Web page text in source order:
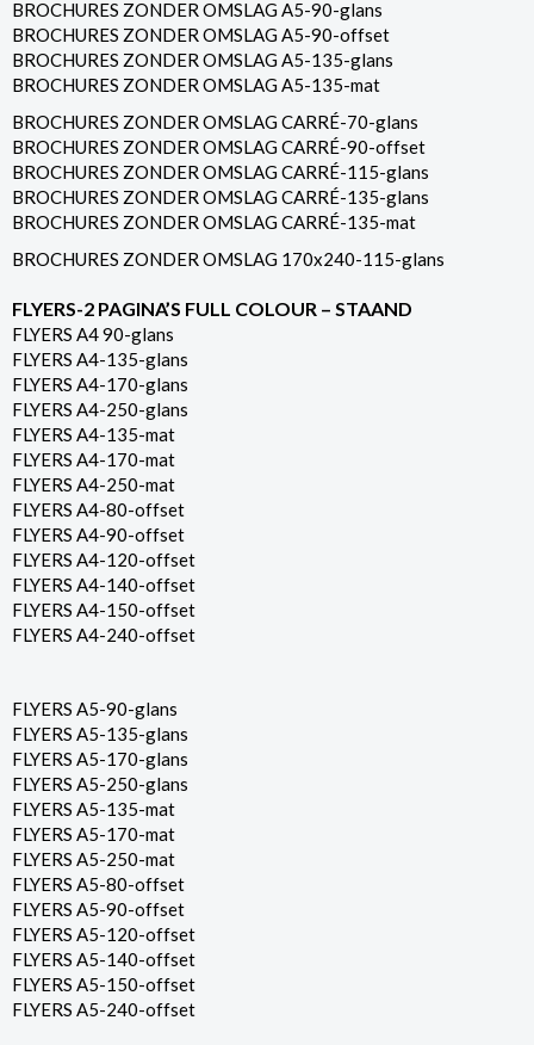
BROCHURES ZONDER OMSLAG A5-90-glans
BROCHURES ZONDER OMSLAG A5-90-offset
BROCHURES ZONDER OMSLAG A5-135-glans
BROCHURES ZONDER OMSLAG A5-135-mat
BROCHURES ZONDER OMSLAG CARRÉ-70-glans
BROCHURES ZONDER OMSLAG CARRÉ-90-offset
BROCHURES ZONDER OMSLAG CARRÉ-115-glans
BROCHURES ZONDER OMSLAG CARRÉ-135-glans
BROCHURES ZONDER OMSLAG CARRÉ-135-mat
BROCHURES ZONDER OMSLAG 170x240-115-glans
FLYERS-2 PAGINA’S FULL COLOUR – STAAND
FLYERS A4 90-glans
FLYERS A4-135-glans
FLYERS A4-170-glans
FLYERS A4-250-glans
FLYERS A4-135-mat
FLYERS A4-170-mat
FLYERS A4-250-mat
FLYERS A4-80-offset
FLYERS A4-90-offset
FLYERS A4-120-offset
FLYERS A4-140-offset
FLYERS A4-150-offset
FLYERS A4-240-offset
FLYERS A5-90-glans
FLYERS A5-135-glans
FLYERS A5-170-glans
FLYERS A5-250-glans
FLYERS A5-135-mat
FLYERS A5-170-mat
FLYERS A5-250-mat
FLYERS A5-80-offset
FLYERS A5-90-offset
FLYERS A5-120-offset
FLYERS A5-140-offset
FLYERS A5-150-offset
FLYERS A5-240-offset